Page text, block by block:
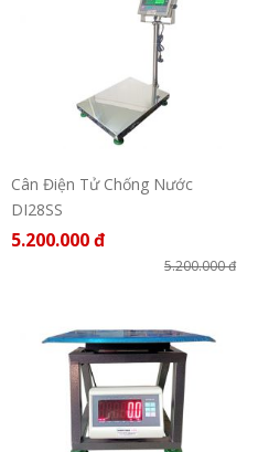
Cân Điện Tử Chống Nước
DI28SS
5.200.000 đ
5.200.000 đ